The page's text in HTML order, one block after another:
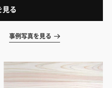
見る
事例写真を見る